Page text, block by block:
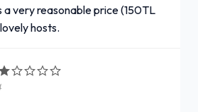
a very reasonable price (150TL
hosts.